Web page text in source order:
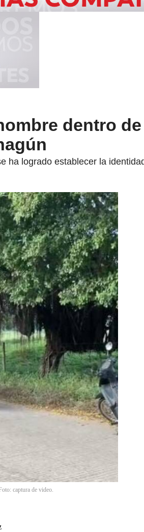
dentro
ha logrado establecer la
captura de video.